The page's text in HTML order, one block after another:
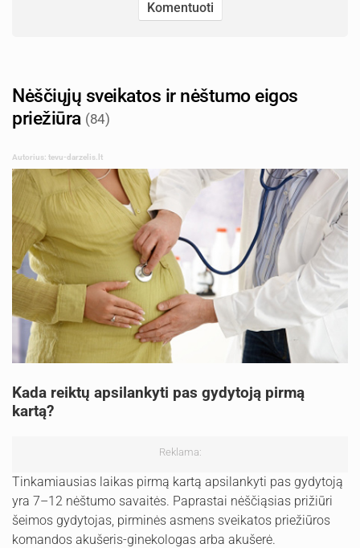
Nėščiųjų sveikatos ir nėštumo eigos
priežiūra (84)
Autorius: tevu-darzelis.lt
Kada reiktų apsilankyti pas gydytoją pirmą
kartą?
Reklama:
Tinkamiausias laikas pirmą kartą apsilankyti pas gydytoją
yra 7–12 nėštumo savaitės. Paprastai nėščiąsias prižiūri
šeimos gydytojas, pirminės asmens sveikatos priežiūros
komandos akušeris-ginekologas arba akušerė.